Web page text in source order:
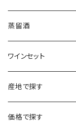
ジェローム・ルフェー
シャルトーニュ・タイエ
シャルル・エドシック
ジャン・ラルマン
ロワール
南アフリカ
チリ
スロヴァキア
オーストリア
ニュージーランド
南アフリカ
チリ
アメリカ
ソーテルヌ
蒸留酒
ワインセット
福袋
シャンパーニュセット
産地で探す
アメリカ
価格で探す